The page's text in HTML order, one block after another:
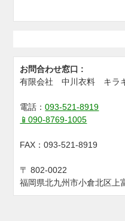
お問合わせ窓口 :
有限会社 中川衣料 キラ
電話：093-521-8919
📱090-8769-1005
FAX：093-521-8919
〒802-0022
福岡県北九州市小倉北区上